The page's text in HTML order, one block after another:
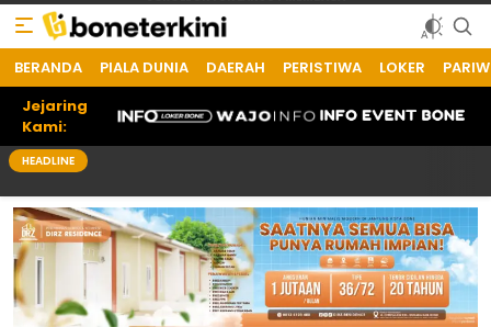
Bone Terkini
Referensi Informasi Terkini
BERANDA PIALA DUNIA DAERAH PERISTIWA LOKER
Jejaring
Kami:
HEADLINE